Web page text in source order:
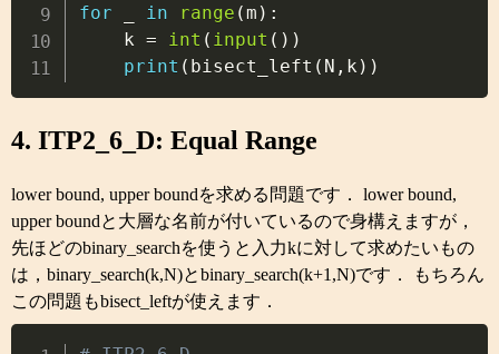
for in range (m ) :
    k
= int ( input ( ) )
print ( bisect_left ( N , k ) )
4. ITP2_6_D: Equal Range
lower bound, upper boundを求める問題です． lower bound,
upper boundと大層な名前が付いているので身構えますが，
先ほどのbinary_searchを使うと入力kに対して求めたいもの
は，binary_search(k,N)とbinary_search(k+1,N)です． もちろん
この問題もbisect_leftが使えます．